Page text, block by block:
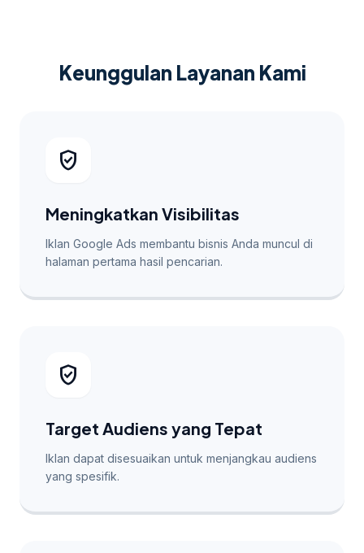
Keunggulan Layanan Kami
verified_user
Meningkatkan Visibilitas
Iklan Google Ads membantu bisnis Anda muncul di
halaman pertama hasil pencarian.
verified_user
Target Audiens yang Tepat
Iklan dapat disesuaikan untuk menjangkau audiens
yang spesifik.